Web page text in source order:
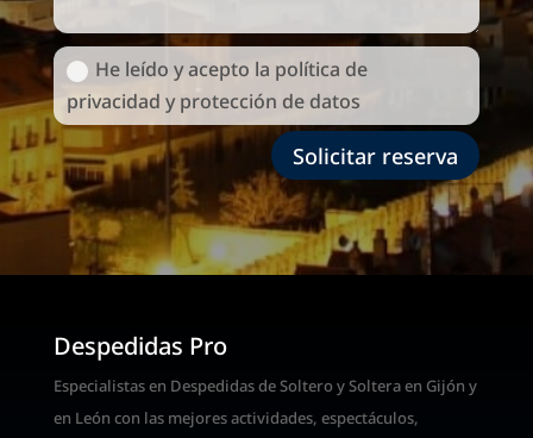
He leído y acepto la política de
privacidad y protección de datos
Solicitar reserva
Despedidas Pro
Especialistas en Despedidas de Soltero y Soltera en Gijón y
en León con las mejores actividades, espectáculos,